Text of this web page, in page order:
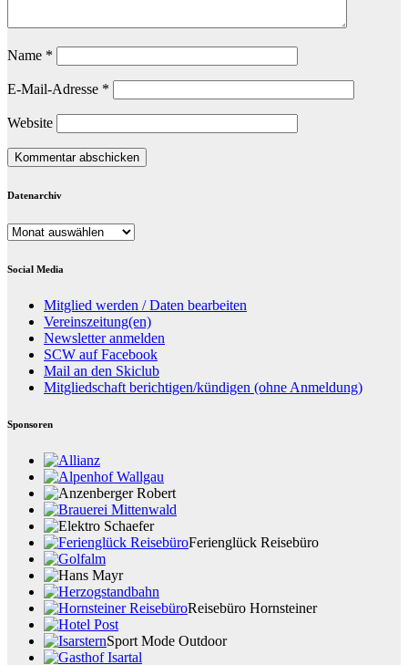
Name *
E-Mail-Adresse *
Website
Datenarchiv
Datenarchiv
Social Media
Mitglied werden / Daten bearbeiten
Vereinszeitung(en)
Newsletter anmelden
SCW auf Facebook
Mail an den Skiclub
Mitgliedschaft berichtigen/kündigen (ohne Anmeldung)
Sponsoren
Ferienglück Reisebüro
Reisebüro Hornsteiner
Sport Mode Outdoor